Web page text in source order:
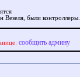
Везеля, были контроллеры.
сообщить админу